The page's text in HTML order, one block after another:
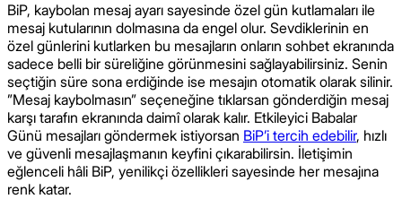
BiP, kaybolan mesaj ayarı sayesinde özel gün kutlamaları ile
mesaj kutularının dolmasına da engel olur. Sevdiklerinin en
özel günlerini kutlarken bu mesajların onların sohbet ekranında
sadece belli bir süreliğine görünmesini sağlayabilirsiniz. Senin
seçtiğin süre sona erdiğinde ise mesajın otomatik olarak silinir.
”Mesaj kaybolmasın” seçeneğine tıklarsan gönderdiğin mesaj
karşı tarafın ekranında daimî olarak kalır. Etkileyici Babalar
Günü mesajları göndermek istiyorsan BiP’i tercih edebilir, hızlı
ve güvenli mesajlaşmanın keyfini çıkarabilirsin. İletişimin
eğlenceli hâli BiP, yenilikçi özellikleri sayesinde her mesajına
renk katar.